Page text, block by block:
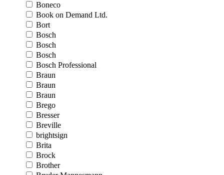
Boneco
Book on Demand Ltd.
Bort
Bosch
Bosch
Bosch
Bosch Professional
Braun
Braun
Braun
Brego
Bresser
Breville
brightsign
Brita
Brock
Brother